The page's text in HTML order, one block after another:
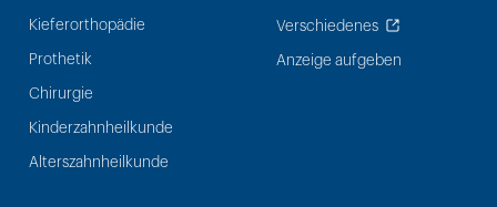
Kieferorthopädie
Prothetik
Chirurgie
Kinderzahnheilkunde
Alterszahnheilkunde
Verschiedenes
Anzeige aufgeben